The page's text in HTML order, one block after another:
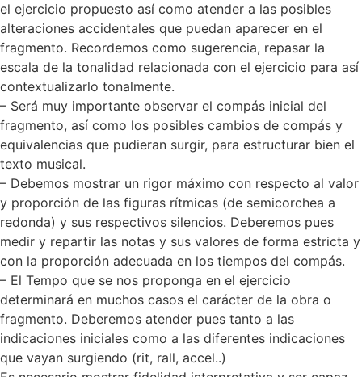
el ejercicio propuesto así como atender a las posibles
alteraciones accidentales que puedan aparecer en el
fragmento. Recordemos como sugerencia, repasar la
escala de la tonalidad relacionada con el ejercicio para así
contextualizarlo tonalmente.
– Será muy importante observar el compás inicial del
fragmento, así como los posibles cambios de compás y
equivalencias que pudieran surgir, para estructurar bien el
texto musical.
– Debemos mostrar un rigor máximo con respecto al valor
y proporción de las figuras rítmicas (de semicorchea a
redonda) y sus respectivos silencios. Deberemos pues
medir y repartir las notas y sus valores de forma estricta y
con la proporción adecuada en los tiempos del compás.
– El Tempo que se nos proponga en el ejercicio
determinará en muchos casos el carácter de la obra o
fragmento. Deberemos atender pues tanto a las
indicaciones iniciales como a las diferentes indicaciones
que vayan surgiendo (rit, rall, accel..)